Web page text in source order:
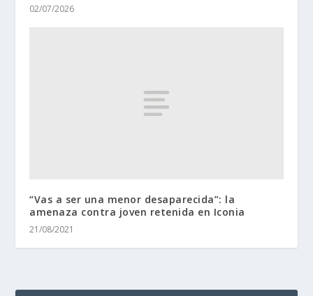
02/07/2026
“Vas a ser una menor desaparecida”: la
amenaza contra joven retenida en Iconia
21/08/2021